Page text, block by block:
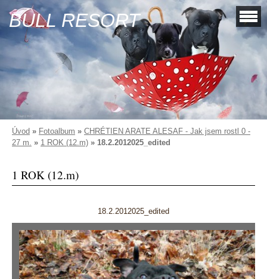
BULL RESORT
Úvod » Fotoalbum » CHRÉTIEN ARATE ALESAF - Jak jsem rostl 0 -
27 m. » 1 ROK (12.m) » 18.2.2012025_edited
1 ROK (12.m)
18.2.2012025_edited